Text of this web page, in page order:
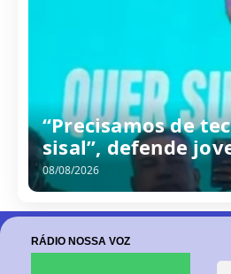
Seleção
terceiro amistoso
08/08/2026
RÁDIO NOSSA VOZ